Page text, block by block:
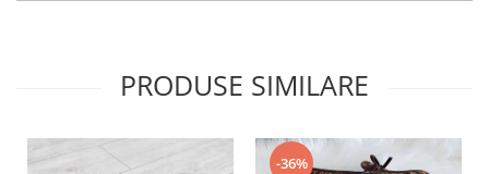
PRODUSE SIMILARE
-36%